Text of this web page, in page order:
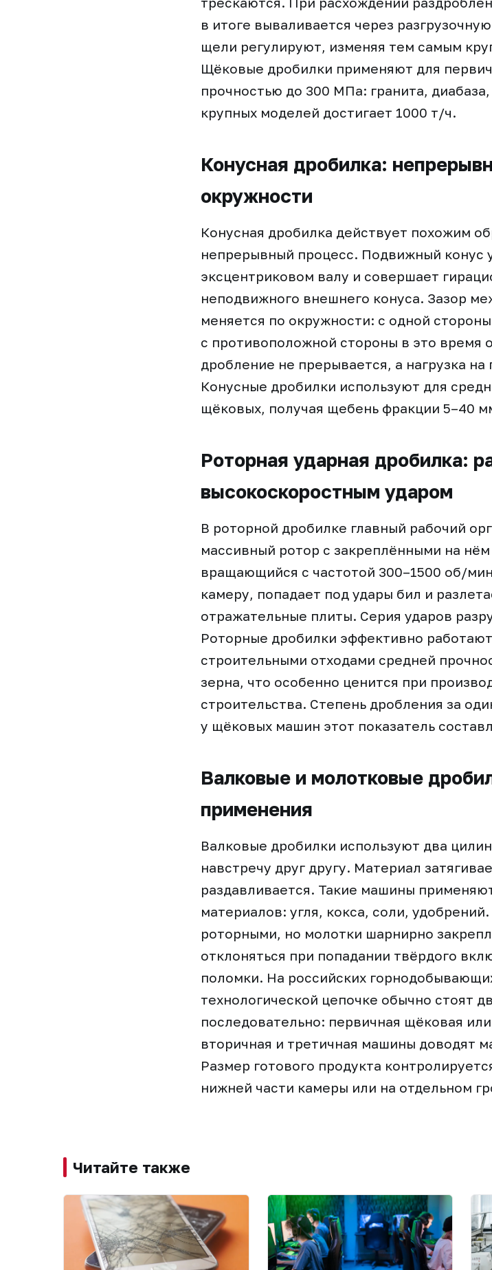
в итоге вываливается через
щели регулируют, изменяя тем самым
Щёковые дробилки применяют для
прочностью до 300 МПа: гранита,
крупных моделей достигает 1000 т/ч.
Конусная дробилка:
окружности
Конусная дробилка действует похожим
непрерывный процесс. Подвижный конус
эксцентриковом валу и совершает
неподвижного внешнего конуса. Зазор
меняется по окружности: с одной
с противоположной стороны в это время
дробление не прерывается, а нагрузка
Конусные дробилки используют для
щёковых, получая щебень фракции 5–40
Роторная ударная дробилка:
высокоскоростным ударом
В роторной дробилке главный рабочий
массивный ротор с закреплёнными на
вращающийся с частотой 300–1500 об/
камеру, попадает под удары бил и
отражательные плиты. Серия ударов
Роторные дробилки эффективно
строительными отходами средней
зерна, что особенно ценится при
строительства. Степень дробления за
у щёковых машин этот показатель
Валковые и молотковые
применения
Валковые дробилки используют два
навстречу друг другу. Материал
раздавливается. Такие машины
материалов: угля, кокса, соли,
роторными, но молотки шарнирно
отклоняться при попадании твёрдого
поломки. На российских
технологической цепочке обычно стоят
последовательно: первичная щёковая
вторичная и третичная машины доводят
Размер готового продукта
нижней части камеры или на отдельном
Читайте также